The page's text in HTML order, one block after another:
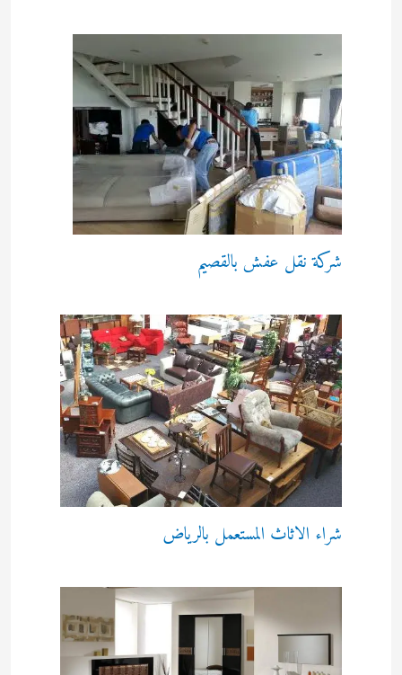
شركة نقل عفش بالقصيم
شراء الاثاث المستعمل بالرياض